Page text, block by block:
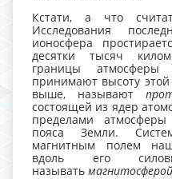
Кстати, а что
Исследования
ионосфера
десятки тысяч
границы атмосферы
принимают высоту
выше, называют
состоящей из ядер
пределами
пояса Земли.
магнитным полем
вдоль его
называть магнитосферой